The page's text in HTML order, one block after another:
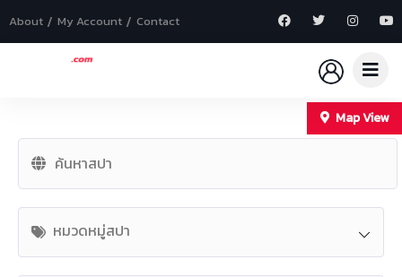
About My Account Contact
Map View
หมวดหมู่สปา
−